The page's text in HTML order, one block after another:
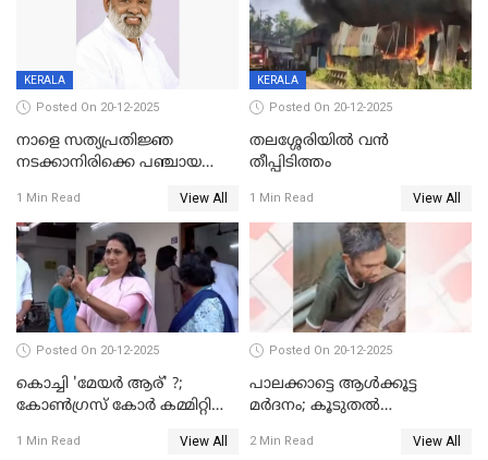
KERALA
Posted On 20-12-2025
നാളെ സത്യപ്രതിജ്ഞ
നടക്കാനിരിക്കെ പഞ്ചായത്ത്
1 Min Read View All
KERALA
Posted On 20-12-2025
തലശ്ശേരിയിൽ വൻ
തീപ്പിടിത്തം
1 Min Read View All
Posted On 20-12-2025
കൊച്ചി 'മേയർ ആര്' ?;
കോണ്‍ഗ്രസ് കോര്‍ കമ്മിറ്റി
1 Min Read View All
Posted On 20-12-2025
പാലക്കാട്ടെ ആള്‍ക്കൂട്ട
മര്‍ദനം; കൂടുതല്‍
അംഗ സംഘമെന്ന് വിവരം
2 Min Read View All